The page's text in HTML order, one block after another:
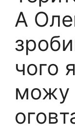
А
чого
можу